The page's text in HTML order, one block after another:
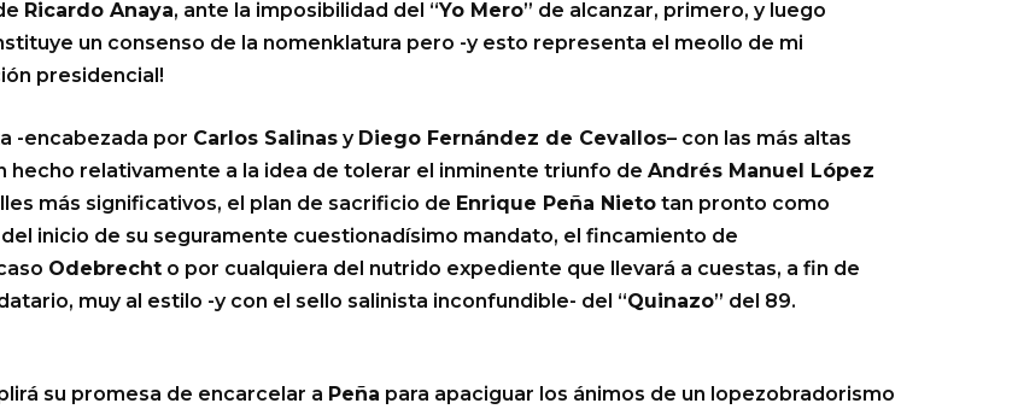
Ricardo Anaya, ante la imposibilidad del “Yo Mero” de alcanzar, primero, y luego
un consenso de la nomenklatura pero -y esto representa el meollo de mi
presidencial!
-encabezada por Carlos Salinas y Diego Fernández de Cevallos– con las más altas
hecho relativamente a la idea de tolerar el inminente triunfo de Andrés Manuel López
más significativos, el plan de sacrificio de Enrique Peña Nieto tan pronto como
inicio de su seguramente cuestionadísimo mandato, el fincamiento de
Odebrecht o por cualquiera del nutrido expediente que llevará a cuestas, a fin de
muy al estilo -y con el sello salinista inconfundible- del “Quinazo” del 89.
su promesa de encarcelar a Peña para apaciguar los ánimos de un lopezobradorismo